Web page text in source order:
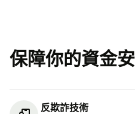
保障你的資金
反欺詐技術